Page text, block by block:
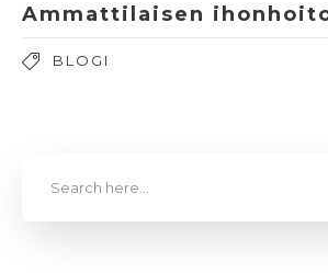
Ammattilaisen
BLOGI